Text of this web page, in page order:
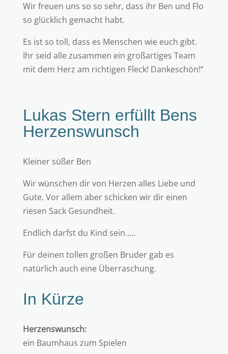
Wir freuen uns so so sehr, dass ihr Ben und Flo
so glücklich gemacht habt.
Es ist so toll, dass es Menschen wie euch gibt.
Ihr seid alle zusammen ein großartiges Team
mit dem Herz am richtigen Fleck! Dankeschön!“
Lukas Stern erfüllt Bens
Herzenswunsch
Kleiner süßer Ben
Wir wünschen dir von Herzen alles Liebe und
Gute. Vor allem aber schicken wir dir einen
riesen Sack Gesundheit.
Endlich darfst du Kind sein…..
Für deinen tollen großen Bruder gab es
natürlich auch eine Überraschung.
In Kürze
Herzenswunsch:
ein Baumhaus zum Spielen